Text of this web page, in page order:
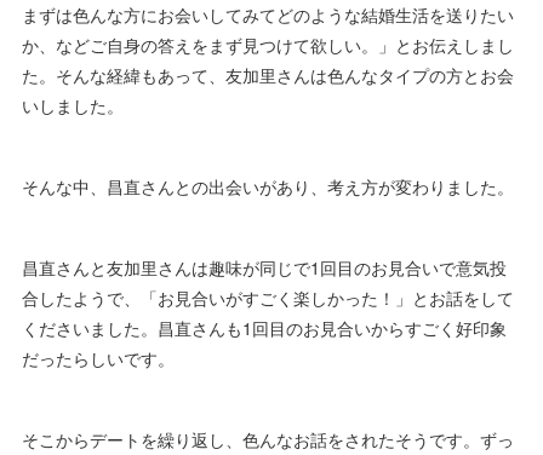
まずは色んな方にお会いしてみてどのような結婚生活を送りたい
か、などご自身の答えをまず見つけて欲しい。」とお伝えしまし
た。そんな経緯もあって、友加里さんは色んなタイプの方とお会
いしました。
そんな中、昌直さんとの出会いがあり、考え方が変わりました。
昌直さんと友加里さんは趣味が同じで1回目のお見合いで意気投
合したようで、「お見合いがすごく楽しかった！」とお話をして
くださいました。昌直さんも1回目のお見合いからすごく好印象
だったらしいです。
そこからデートを繰り返し、色んなお話をされたそうです。ずっ